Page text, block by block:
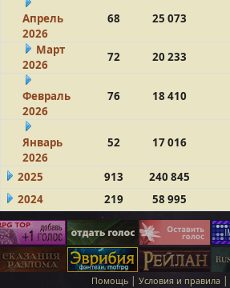
Апрель
2026
68 25 073
Март
2026
72 20 233
Февраль
2026
76 18 410
Январь
2026
52 17 016
2025 913 240 845
2024
219 58 995
Помощь | Условия и правила |